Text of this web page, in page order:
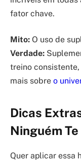
fator chave.
Mito: O uso de
Verdade:
treino
mais sobre o
Dicas
Ninguém
Quer aplicar essa